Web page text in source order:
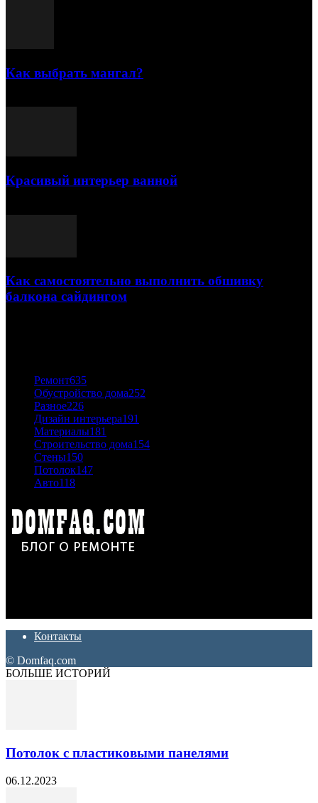
Как выбрать мангал?
Красивый интерьер ванной
Как самостоятельно выполнить обшивку
балкона сайдингом
Ремонт635
Обустройство дома252
Разное226
Дизайн интерьера191
Материалы181
Строительство дома154
Стены150
Потолок147
Авто118
Контакты
© Domfaq.com
БОЛЬШЕ ИСТОРИЙ
Потолок с пластиковыми панелями
06.12.2023